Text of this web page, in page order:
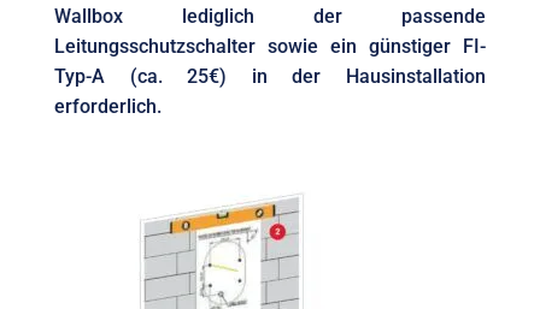
Wallbox lediglich der passende
Leitungsschutzschalter sowie ein günstiger FI-
Typ-A (ca. 25€) in der Hausinstallation
erforderlich.